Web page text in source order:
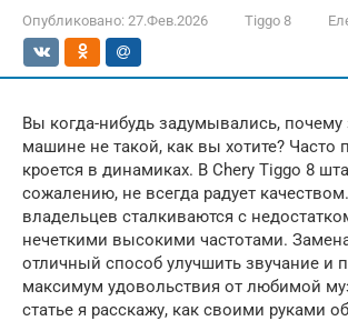
Опубликовано: 27.Фев.2026 Tiggo 8
Вы когда-нибудь задумывались, почему
машине не такой, как вы хотите? Часто
кроется в динамиках. В Chery Tiggo 8
сожалению, не всегда радует
владельцев сталкиваются с
нечеткими высокими частотами.
отличный способ улучшить звучание и
максимум удовольствия от любимой
статье я расскажу, как своими руками